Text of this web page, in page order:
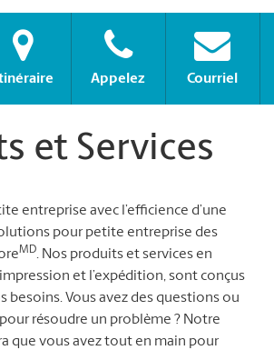
Appelez Courriel
et Services
entreprise avec l’efficience d’une
pour petite entreprise des
MD. Nos produits et services en
et l’expédition, sont conçus
besoins. Vous avez des questions ou
résoudre un problème ? Notre
que vous avez tout en main pour